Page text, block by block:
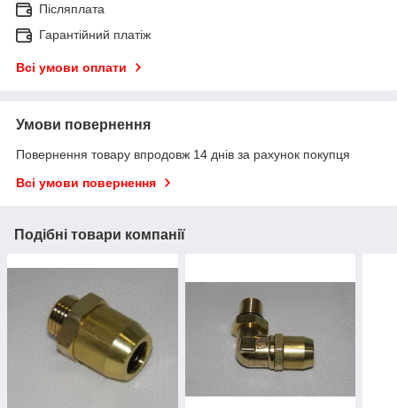
Післяплата
Гарантійний платіж
Всі умови оплати
Умови повернення
Повернення товару впродовж 14 днів за рахунок покупця
Всі умови повернення
Подібні товари компанії